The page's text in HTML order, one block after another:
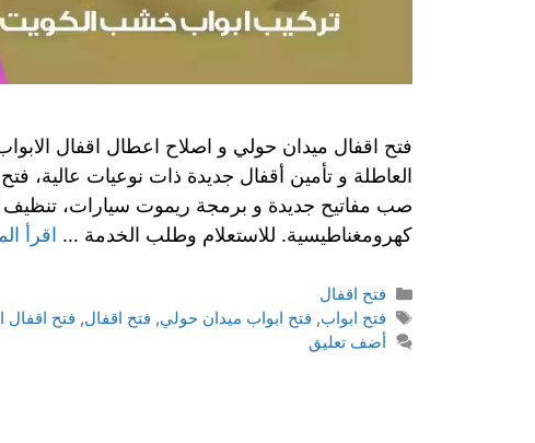
فتح اقفال ميدان حولي و اصلاح اعطال اقفال
العاطلة و تأمين أقفال جديدة ذات نوعيات عالية،
صب مفاتيح جديدة و برمجة ريموت سيارات، تنظيف
كهرومغناطيسية. للاستعلام وطلب الخدمة … اقرأ
فتح اقفال
فتح ابواب, فتح ابواب ميدان حولي, فتح اقفال, فتح اقفال
أضف تعليق